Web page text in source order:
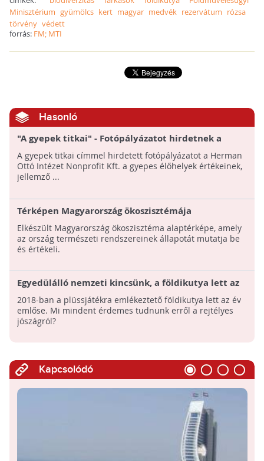
Minisztérium gyümölcs kert magyar medvék rezervátum rózsa
törvény védett
forrás: FM; MTI
Hasonló
"A gyepek titkai" - Fotópályázatot hirdetnek a
gyepek védelmében
A gyepek titkai címmel hirdetett fotópályázatot a Herman
Ottó Intézet Nonprofit Kft. a gyepes élőhelyek értékeinek,
jellemző ...
Térképen Magyarország ökoszisztémája
Elkészült Magyarország ökoszisztéma alaptérképe, amely
az ország természeti rendszereinek állapotát mutatja be
és értékeli.
Egyedülálló nemzeti kincsünk, a földikutya lett az
Év Emlőse
2018-ban a plüssjátékra emlékeztető földikutya lett az év
emlőse. Mi mindent érdemes tudnunk erről a rejtélyes
jószágról?
Kapcsolódó